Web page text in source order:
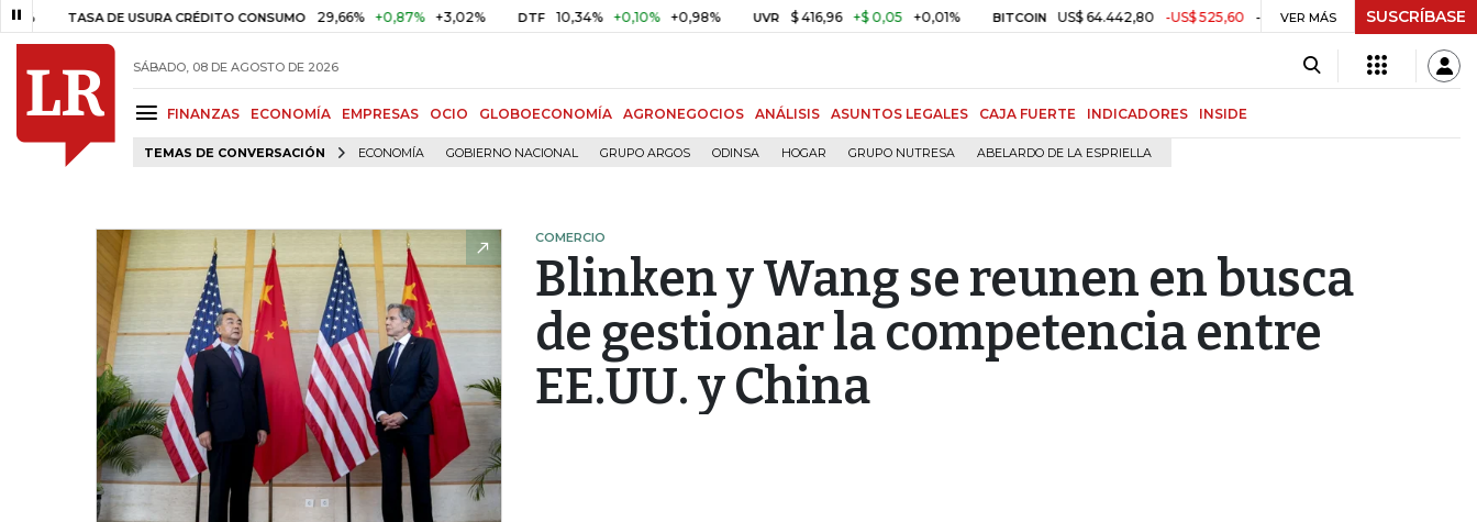
TASA DE USURA CRÉDITO CONSUMO 29,66% +0,87% +3,02% DTF 10,34% +0,10% +0,98% UVR $ 416,96 +$ 0,05 +0,01% BITCOIN US$ 64.442,80 -US$ 525,60 -0,81% TRM $ 3.157,43 -$ 21,97 -
VER MÁS SUSCRÍBASE
SÁBADO, 08 DE AGOSTO DE 2026
FINANZAS ECONOMÍA EMPRESAS OCIO GLOBOECONOMÍA AGRONEGOCIOS ANÁLISIS ASUNTOS LEGALES CAJA FUERTE INDICADORES INSIDE
TEMAS DE CONVERSACIÓN ECONOMÍA GOBIERNO NACIONAL GRUPO ARGOS ODINSA HOGAR GRUPO NUTRESA ABELARDO DE LA ESPRIELLA
COMERCIO
Blinken y Wang se reunen en busca
de gestionar la competencia entre
EE.UU. y China